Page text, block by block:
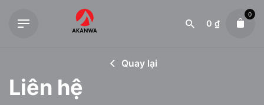
0 ₫
0
Quay lại
Liên hệ